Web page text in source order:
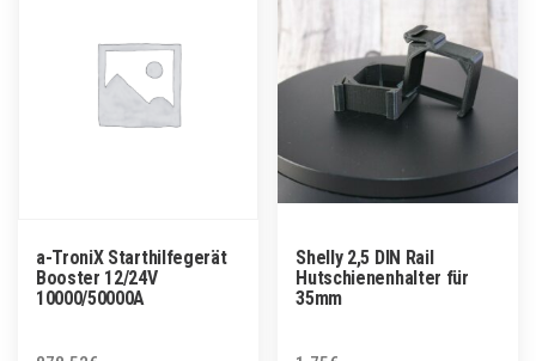
a-TroniX Starthilfegerät
Booster 12/24V
10000/50000A
Shelly 2,5 DIN Rail
Hutschienenhalter für
35mm